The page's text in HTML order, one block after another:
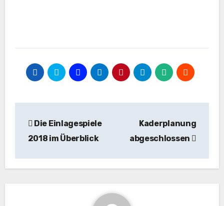
Die Einlagespiele
2018 im Überblick
Kaderplanung
abgeschlossen